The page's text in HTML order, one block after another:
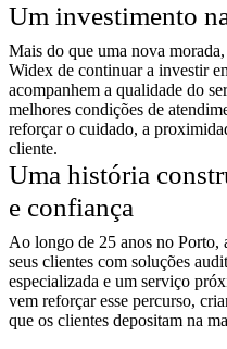
Um investimento
Mais do que uma nova
Widex de continuar a investir
acompanhem a qualidade do
melhores condições de
reforçar o cuidado, a
cliente.
Uma história
e confiança
Ao longo de 25 anos no Porto,
seus clientes com soluções
especializada e um serviço
vem reforçar esse percurso,
que os clientes depositam na